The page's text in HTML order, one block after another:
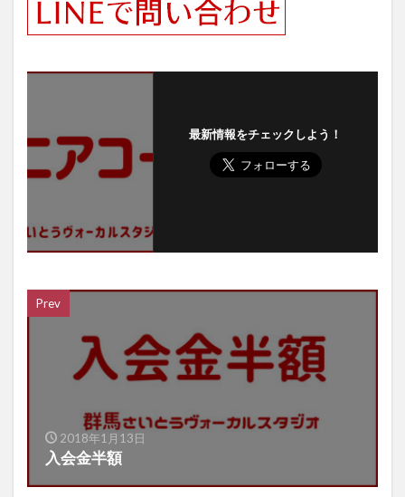
最新情報をチェックしよう！
Prev
2018年1月13日
入会金半額